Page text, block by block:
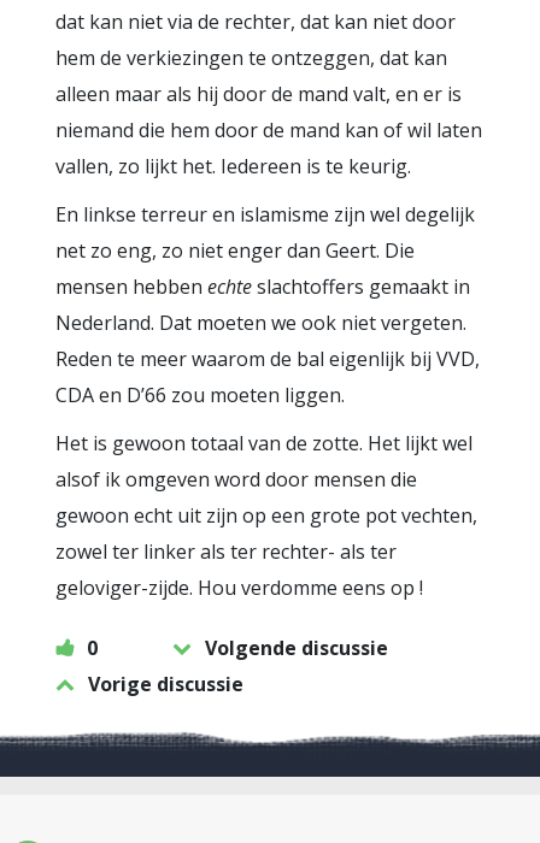
dat kan niet via de rechter, dat kan niet door
hem de verkiezingen te ontzeggen, dat kan
alleen maar als hij door de mand valt, en er is
niemand die hem door de mand kan of wil laten
vallen, zo lijkt het. Iedereen is te keurig.
En linkse terreur en islamisme zijn wel degelijk
net zo eng, zo niet enger dan Geert. Die
mensen hebben echteslachtoffers gemaakt in
Nederland. Dat moeten we ook niet vergeten.
Reden te meer waarom de bal eigenlijk bij VVD,
CDA en D’66 zou moeten liggen.
Het is gewoon totaal van de zotte. Het lijkt wel
alsof ik omgeven word door mensen die
gewoon echt uit zijn op een grote pot vechten,
zowel ter linker als ter rechter- als ter
geloviger-zijde. Hou verdomme eens op !
0
Volgende discussie
Vorige discussie